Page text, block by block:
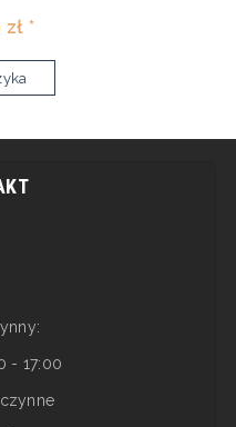
*
- 17:00